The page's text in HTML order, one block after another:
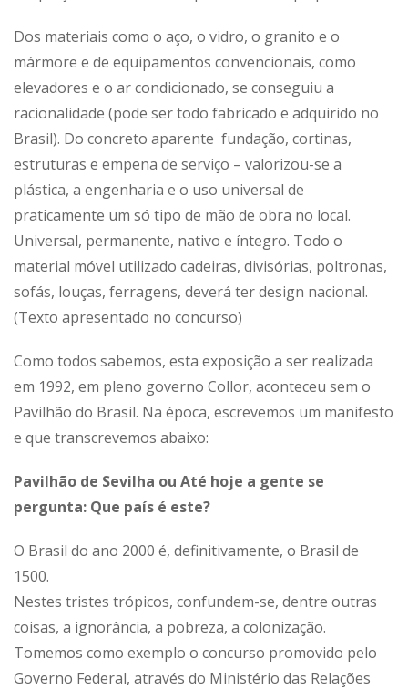
Dos materiais como o aço, o vidro, o granito e o
mármore e de equipamentos convencionais, como
elevadores e o ar condicionado, se conseguiu a
racionalidade (pode ser todo fabricado e adquirido no
Brasil). Do concreto aparente fundação, cortinas,
estruturas e empena de serviço – valorizou-se a
plástica, a engenharia e o uso universal de
praticamente um só tipo de mão de obra no local.
Universal, permanente, nativo e íntegro. Todo o
material móvel utilizado cadeiras, divisórias, poltronas,
sofás, louças, ferragens, deverá ter design nacional.
(Texto apresentado no concurso)
Como todos sabemos, esta exposição a ser realizada
em 1992, em pleno governo Collor, aconteceu sem o
Pavilhão do Brasil. Na época, escrevemos um manifesto
e que transcrevemos abaixo:
Pavilhão de Sevilha ou Até hoje a gente se
pergunta: Que país é este?
O Brasil do ano 2000 é, definitivamente, o Brasil de
1500.
Nestes tristes trópicos, confundem-se, dentre outras
coisas, a ignorância, a pobreza, a colonização.
Tomemos como exemplo o concurso promovido pelo
Governo Federal, através do Ministério das Relações